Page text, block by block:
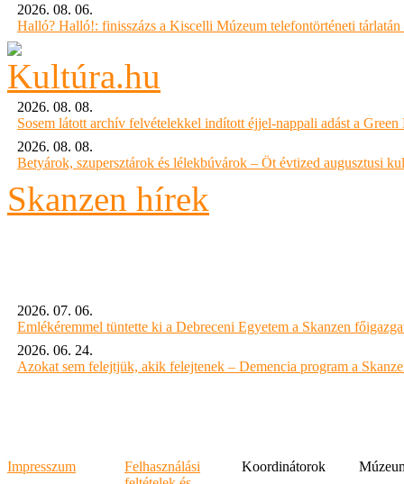
2026. 08. 06.
Halló? Halló!: finisszázs a Kiscelli Múzeum telefontörténeti tárlatán
2026. 08. 08.
Sosem látott archív felvételekkel indított éjjel-nappali adást a Green
2026. 08. 08.
Betyárok, szupersztárok és lélekbúvárok – Öt évtized augusztusi
Skanzen hírek
2026. 07. 06.
Emlékéremmel tüntette ki a Debreceni Egyetem a Skanzen
2026. 06. 24.
Azokat sem felejtjük, akik felejtenek – Demencia program a
Impresszum
Felhasználási
Koordinátorok